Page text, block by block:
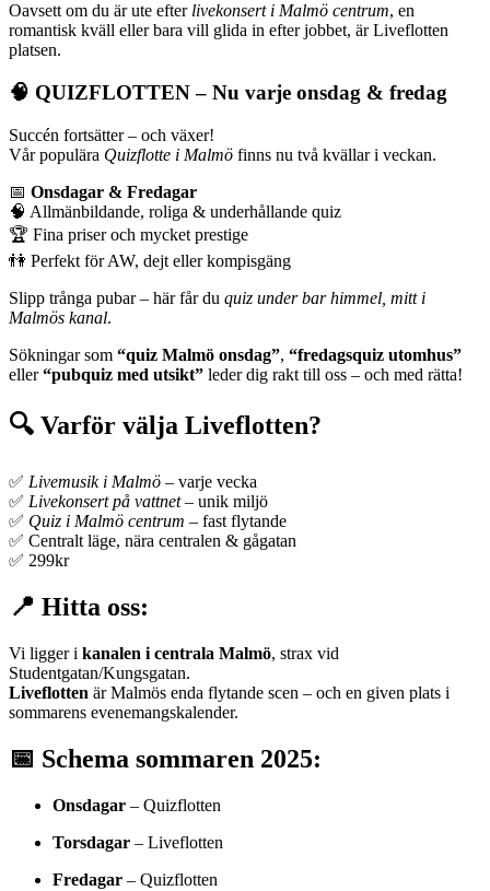
Oavsett om du är ute efter livekonsert i Malmö centrum, en
romantisk kväll eller bara vill glida in efter jobbet, är Liveflotten
platsen.
🧠 QUIZFLOTTEN – Nu varje onsdag & fredag
Succén fortsätter – och växer!
Vår populära Quizflotte i Malmö finns nu två kvällar i veckan.
📅 Onsdagar & Fredagar
🧠 Allmänbildande, roliga & underhållande quiz
🏆 Fina priser och mycket prestige
👫 Perfekt för AW, dejt eller kompisgäng
Slipp trånga pubar – här får du quiz under bar himmel, mitt i
Malmös kanal.
Sökningar som “quiz Malmö onsdag”, “fredagsquiz utomhus”
eller“pubquiz med utsikt” leder dig rakt till oss – och med rätta!
🔍 Varför välja Liveflotten?
✅ Livemusik i Malmö – varje vecka
✅ Livekonsert på vattnet– unik miljö
✅ Quiz i Malmö centrum – fast flytande
✅ Centralt läge, nära centralen & gågatan
✅ 299kr
📍 Hitta oss:
Vi ligger i kanalen i centrala Malmö, strax vid
Studentgatan/Kungsgatan.
Liveflotten är Malmös enda flytande scen – och en given plats i
sommarens evenemangskalender.
📅 Schema sommaren 2025:
Onsdagar – Quizflotten
Torsdagar – Liveflotten
Fredagar – Quizflotten